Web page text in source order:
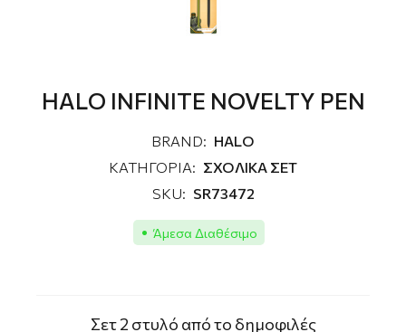
HALO INFINITE NOVELTY PEN
BRAND: HALO
ΚΑΤΗΓΟΡΙΑ: ΣΧΟΛΙΚΑ ΣΕΤ
SKU: SR73472
Άμεσα Διαθέσιμο
Σετ 2 στυλό από το δημοφιλές